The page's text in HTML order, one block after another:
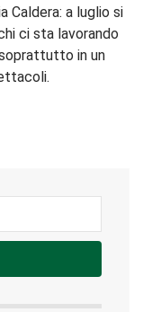
Caldera: a luglio si
ci sta lavorando
in un